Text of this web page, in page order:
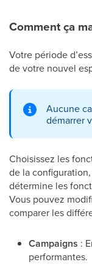
Comment ça
Votre période
de votre nouvel
Aucune
démarrer
Choisissez les
de la
détermine les
Vous pouvez
comparer les
Campaigns :
performantes.